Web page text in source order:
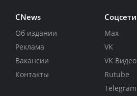
CNews
Об издании
Реклама
Вакансии
Контакты
Соцсети
Max
VK
VK Видео
Rutube
Telegram